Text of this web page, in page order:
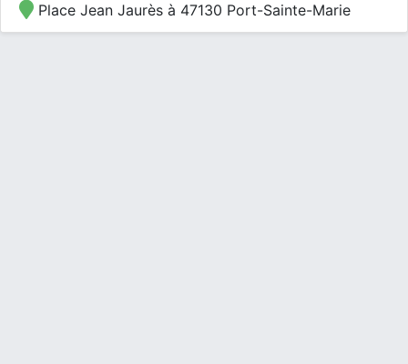
Place Jean Jaurès à 47130 Port-Sainte-Marie